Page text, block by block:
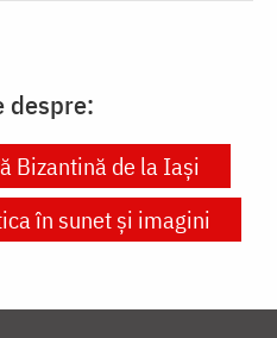
despre:
Bizantină de la Iaşi
în sunet și imagini